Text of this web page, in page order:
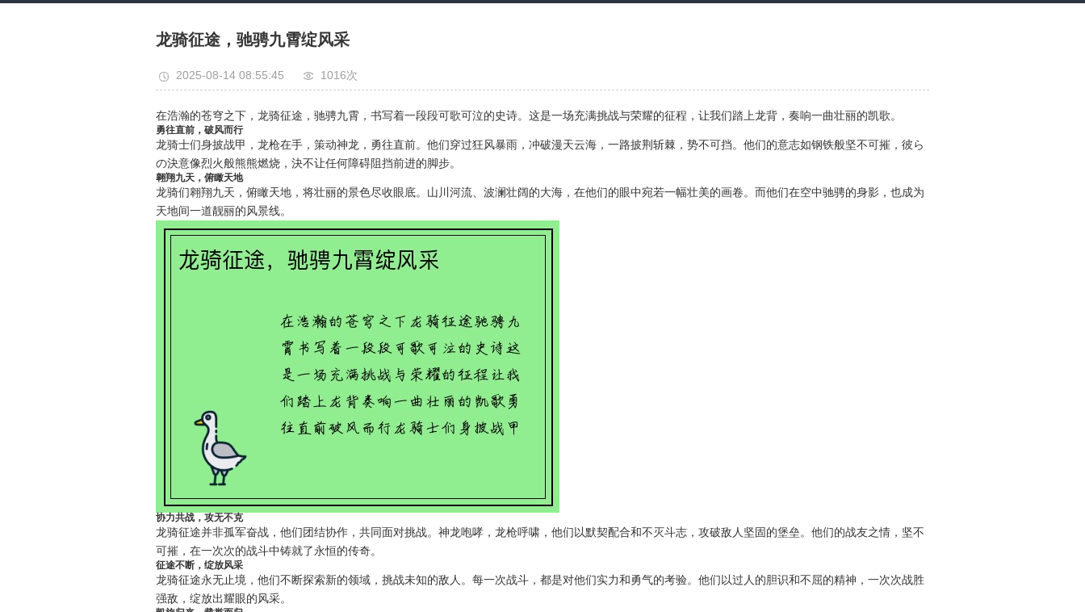
龙骑征途，驰骋九霄绽风采
2025-08-14 08:55:45 1016次
在浩瀚的苍穹之下，龙骑征途，驰骋九霄，书写着一段段可歌可泣的史诗。这是一场充满挑战与荣耀的征程，让我们踏上龙背，奏响一曲壮丽的凯歌。
勇往直前，破风而行
龙骑士们身披战甲，龙枪在手，策动神龙，勇往直前。他们穿过狂风暴雨，冲破漫天云海，一路披荆斩棘，势不可挡。他们的意志如钢铁般坚不可摧，彼ら
の決意像烈火般熊熊燃烧，決不让任何障碍阻挡前进的脚步。
翱翔九天，俯瞰天地
龙骑们翱翔九天，俯瞰天地，将壮丽的景色尽收眼底。山川河流、波澜壮阔的大海，在他们的眼中宛若一幅壮美的画卷。而他们在空中驰骋的身影，也成为
天地间一道靓丽的风景线。
协力共战，攻无不克
龙骑征途并非孤军奋战，他们团结协作，共同面对挑战。神龙咆哮，龙枪呼啸，他们以默契配合和不灭斗志，攻破敌人坚固的堡垒。他们的战友之情，坚不
可摧，在一次次的战斗中铸就了永恒的传奇。
征途不断，绽放风采
龙骑征途永无止境，他们不断探索新的领域，挑战未知的敌人。每一次战斗，都是对他们实力和勇气的考验。他们以过人的胆识和不屈的精神，一次次战胜
强敌，绽放出耀眼的风采。